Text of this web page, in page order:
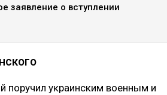
заявление о вступлении
поручил украинским военным и